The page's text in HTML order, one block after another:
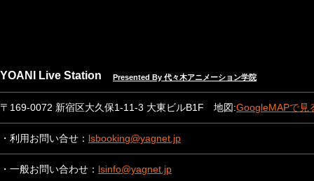
YOANI Live Station Presented By 代々木アニメーション学院
〒169-0072 新宿区大久保1-11-3 大東ビルB1F 地図:GoogleMAPで見
・利用お問い合せ： lsbooking@yagnet.jp
・一般お問い合わせ： lsinfo@yagnet.jp